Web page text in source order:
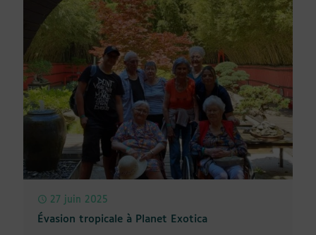
27 juin 2025
Évasion tropicale à Planet Exotica